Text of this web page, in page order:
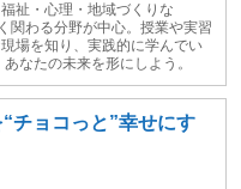
祉・心理・地域づくりな
関わる分野が中心。授業や実習
場を知り、実践的に学んでい
なたの未来を形にしよう。
チョコっと”幸せにす